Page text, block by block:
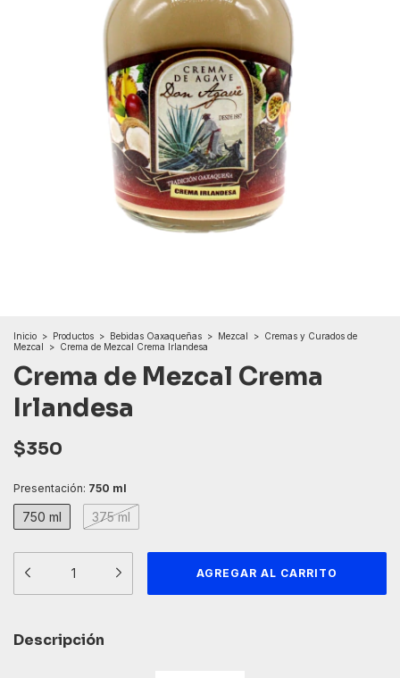
Inicio > Productos > Bebidas Oaxaqueñas > Mezcal > Cremas y Curados de
Mezcal
> Crema de Mezcal Crema Irlandesa
Crema de Mezcal Crema
Irlandesa
$350
Presentación: 750 ml
750 ml 375 ml
Descripción